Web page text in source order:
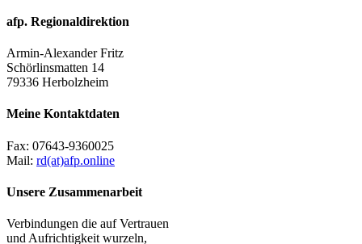
afp. Regionaldirektion
Armin-Alexander Fritz
Schörlinsmatten 14
79336 Herbolzheim
Meine Kontaktdaten
Fax: 07643-9360025
Mail: rd(at)afp.online
Unsere Zusammenarbeit
Verbindungen die auf Vertrauen
und Aufrichtigkeit wurzeln,